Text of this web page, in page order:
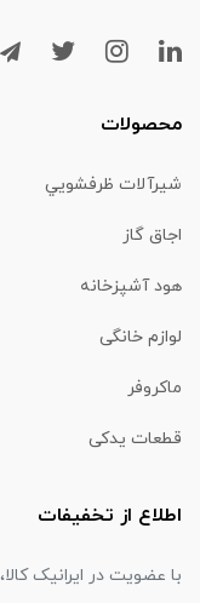
محصولات
شیرآلات ظرفشويي
اجاق گاز
هود آشپزخانه
لوازم خانگی
ماكروفر
قطعات یدکی
اطلاع از تخفیفات
با عضویت در ایرانیک